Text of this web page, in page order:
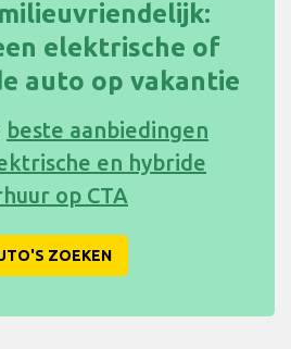
elektrische of
auto op vakantie
beste aanbiedingen
en hybride
op CTA
ZOEKEN